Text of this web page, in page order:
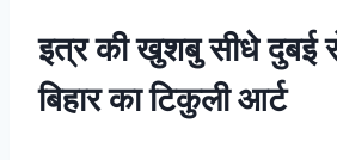
इत्र कीखुशबुसीधे दुबई
बिहार काटिकुलीआर्ट